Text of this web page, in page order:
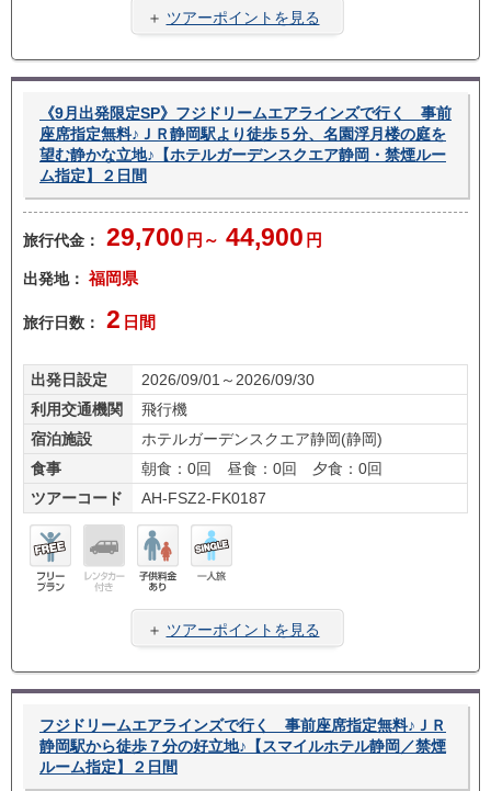
料金
旅
＋ ツアーポイントを見る
《9月出発限定SP》フジドリームエアラインズで行く 事前
座席指定無料♪ＪＲ静岡駅より徒歩５分、名園浮月楼の庭を
望む静かな立地♪【ホテルガーデンスクエア静岡・禁煙ルー
ム指定】２日間
旅行代金： 29,700 円～ 44,900 円
出発地： 福岡県
旅行日数： 2 日間
出発日設定
2026/09/01～2026/09/30
利用交通機関
飛行機
宿泊施設
ホテルガーデンスクエア静岡(静岡)
食事
朝食：0回 昼食：0回 夕食：0回
ツアーコード
AH-FSZ2-FK0187
料金
旅
＋ ツアーポイントを見る
フジドリームエアラインズで行く 事前座席指定無料♪ＪＲ
静岡駅から徒歩７分の好立地♪【スマイルホテル静岡／禁煙
ルーム指定】２日間